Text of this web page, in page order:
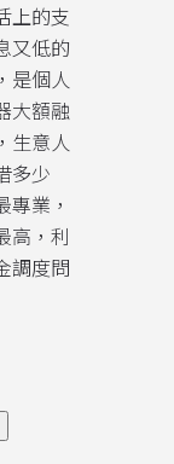
上的支
又低的
是個人
大額融
生意人
多少
業，
高，利
調度問